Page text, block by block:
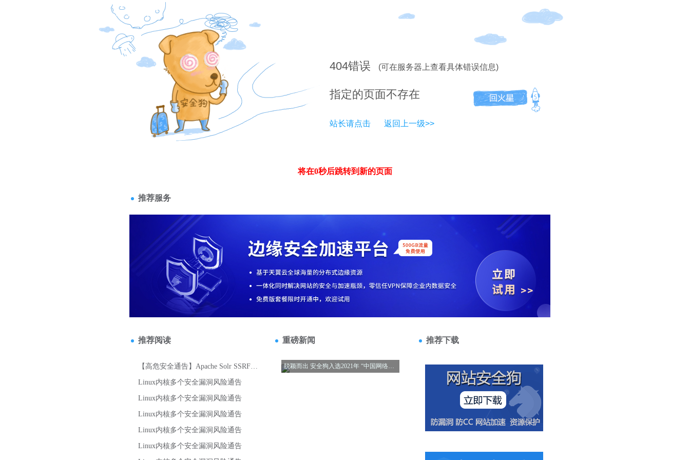
404错误 (可在服务器上查看具体错误信息)
指定的页面不存在
站长请点击 返回上一级>>